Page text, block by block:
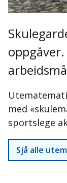
med
sportslege
Sjå alle